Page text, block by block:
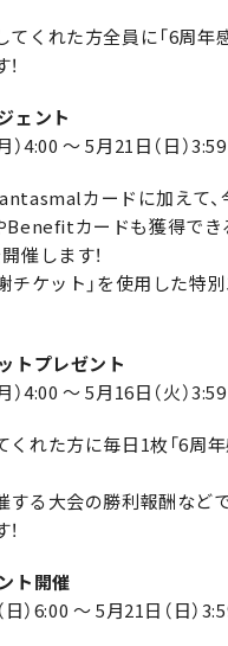
くれた方全員に「6周年
ェント
）4:00 ～ 5月21日（日）3:59
カードに加えて、
カードも獲得でき
催します！
チケット」を使用した特
トプレゼント
）4:00 ～ 5月16日（火）3:59
れた方に毎日1枚「6周
する大会の勝利報酬など
ト開催
）6:00 ～ 5月21日（日）